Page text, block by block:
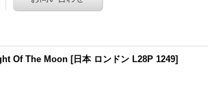
Of The Moon [日本 ロンドン L28P 1249]